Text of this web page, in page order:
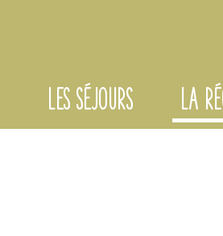
LES SÉJOURS LA